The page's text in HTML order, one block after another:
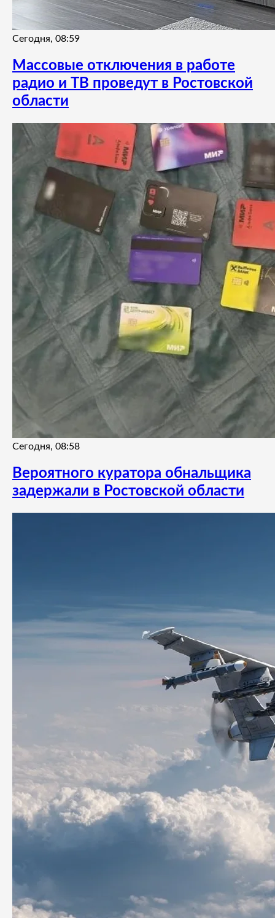
Сегодня, 08:59
Массовые отключения в работе
радио и ТВ проведут в Ростовской
области
Сегодня, 08:58
Вероятного куратора обнальщика
задержали в Ростовской области